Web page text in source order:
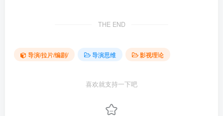
THE END
导演/拉片/编剧/ 导演思维 影视理论
喜欢就支持一下吧